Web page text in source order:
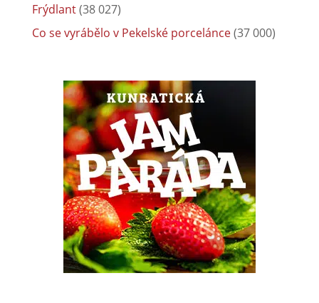
Frýdlant(38 027)
Co se vyrábělo v Pekelské porcelánce(37 000)